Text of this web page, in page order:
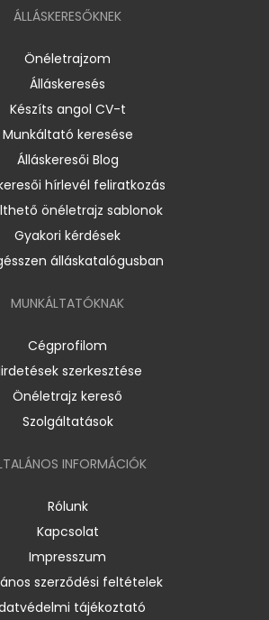
ÁLLÁSKERESŐKNEK
Önéletrajzom
Álláskeresés
Készíts angol CV-t
Munkáltató keresése
Álláskeresői Blog
hírlevél feliratkozás
önéletrajz sablonok
Gyakori kérdések
álláskatalógusban
MUNKÁLTATÓKNAK
Cégprofilom
szerkesztése
Önéletrajz kereső
Szolgáltatások
INFORMÁCIÓK
Rólunk
Kapcsolat
Impresszum
szerződési feltételek
tájékoztató